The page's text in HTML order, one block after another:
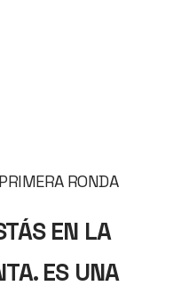
RONDA
EN LA
ES UNA